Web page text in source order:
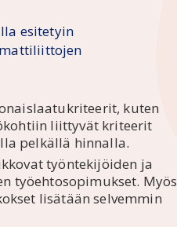
esitetyin
kuten
liittyvät kriteerit
pelkällä hinnalla.
työntekijöiden ja
työehtosopimukset. Myös
lisätään selvemmin